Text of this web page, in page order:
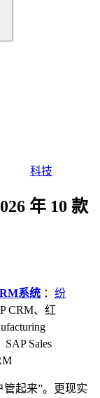
科技
年 10 款
系统 ： 纷
CRM、红
SAP Sales
起来”。更现实